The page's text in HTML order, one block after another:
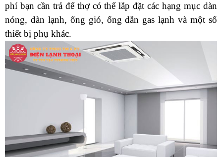
phí bạn cần trả để thợ có thể lắp đặt các hạng mục dàn
nóng, dàn lạnh, ống gió, ống dẫn gas lạnh và một số
thiết bị phụ khác.